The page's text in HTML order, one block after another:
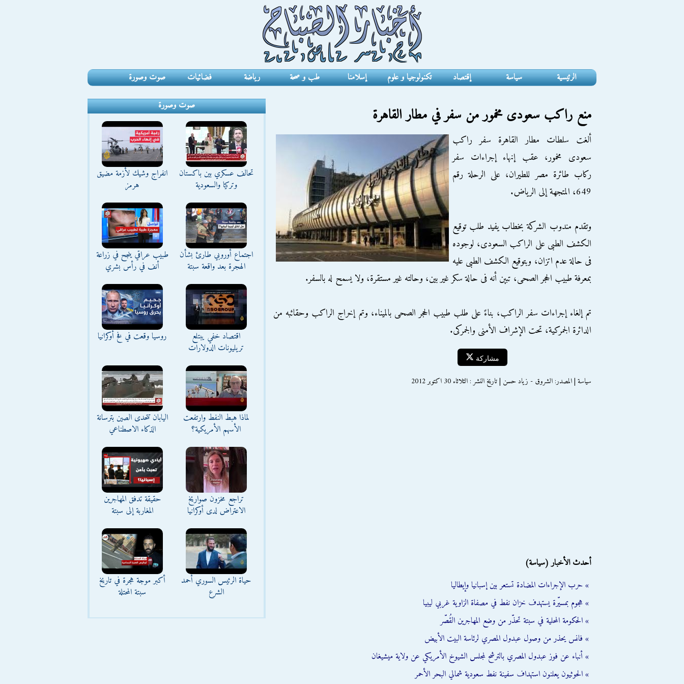
الرئيسية سياسة إقتصاد تكنولوجيا و علوم إسلامنا طب و صحة رياضة فضائيات صوت وصورة
منع راكب سعودى مخمور من سفر في مطار القاهرة
ألغت سلطات مطار القاهرة سفر راكب
سعودى مخمور، عقب إنهاء إجراءات سفر
ركاب طائرة مصر للطيران، على الرحلة رقم
649، المتجهة إلى الرياض.
وتقدم مندوب الشركة بخطاب يفيد طلب توقيع
الكشف الطبى على الراكب السعودى، لوجوده
فى حالة عدم اتزان، وبتوقيع الكشف الطبى عليه
بمعرفة طبيب الحجر الصحى، تبين أنه فى حالة سكر غير بين، وحالته غير مستقرة، ولا يسمح له بالسفر.
تم إلغاء إجراءات سفر الراكب، بناءً على طلب طبيب الحجر الصحى بالميناء، وتم إخراج الراكب وحقائبه من
الدائرة الجمركية، تحت الإشراف الأمنى والجمركى.
مشاركة
سياسة | المصدر: الشروق - زياد حسن | تاريخ النشر : الثلاثاء 30 اكتوبر 2012
أحدث الأخبار (سياسة)
» حرب الإجراءات المضادة تستعر بين إسبانيا وإيطاليا
» هجوم بمسيّرة يستهدف خزان نفط في مصفاة الزاوية غربي ليبيا
» الحكومة المحلية في سبتة تحذّر من وضع المهاجرين القُصّر
» فانس يحذر من وصول عبدول المصري لرئاسة البيت الأبيض
» أنباء عن فوز عبدول المصري بالترشح لمجلس الشيوخ الأمريكي عن ولاية ميشيغان
» الحوثيون يعلنون استهداف سفينة نفط سعودية شمالي البحر الأحمر
صوت وصورة
تحالف عسكري بين باكستان
وتركيا والسعودية
انفراج وشيك لأزمة مضيق
هرمز
اجتماع أوروبي طارئ بشأن
الهجرة بعد واقعة سبتة
طبيب عراقي ينجح في زراعة
أنف في رأس بشري
اقتصاد خفي يبتلع
تريليونات الدولارات
روسيا وقعت في فخ أوكرانيا
لماذا هبط النفط وارتفعت
الأسهم الأمريكية؟
اليابان تتحدى الصين بترسانة
الذكاء الاصطناعي
تراجع مخزون صواريخ
الاعتراض لدى أوكرانيا
حقيقة تدفق المهاجرين
المغاربة إلى سبتة
حياة الرئيس السوري أحمد
الشرع
أكبر موجة هجرة في تاريخ
سبتة المحتلة